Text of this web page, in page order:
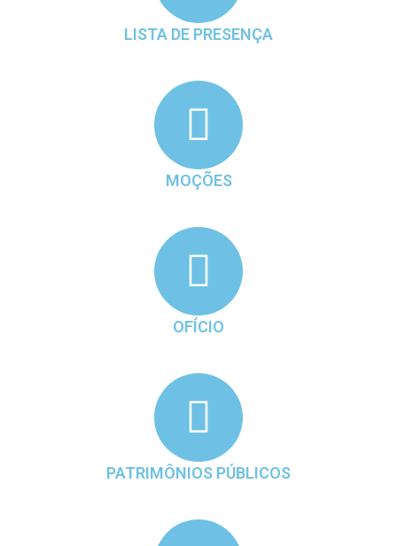
LISTA DE PRESENÇA
MOÇÕES
OFÍCIO
PATRIMÔNIOS PÚBLICOS